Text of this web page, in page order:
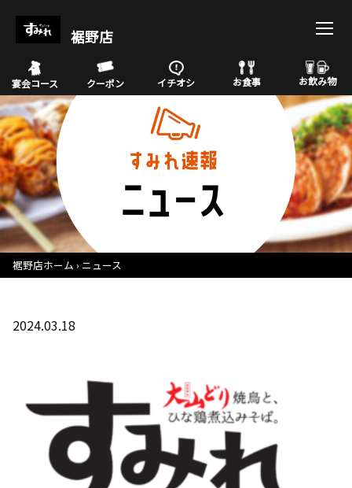
裾野店
宴会コース クーポン イチオシ お食事 お飲み物
裾野店ホーム ニュース
2024.03.18